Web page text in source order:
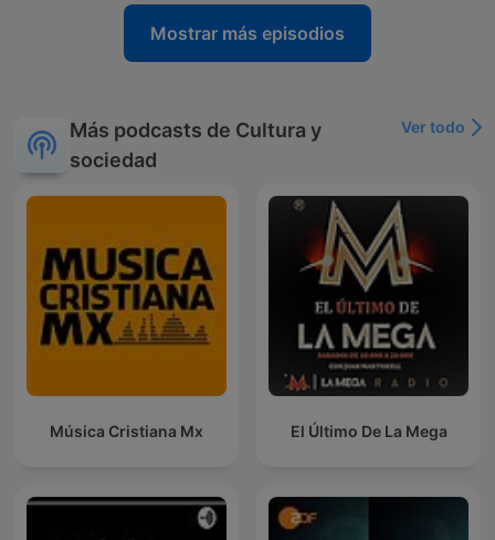
Mostrar más episodios
Más podcasts de Cultura y
sociedad
Ver todo
Música Cristiana Mx El Último De La Mega